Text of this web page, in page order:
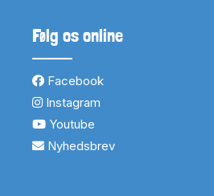
Følg os online
Facebook
Instagram
Youtube
Nyhedsbrev